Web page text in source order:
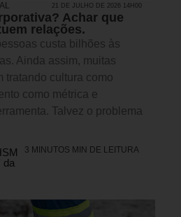
21 DE JULHO DE 2026 14H00
Achar que
relações.
custa bilhões às
Ainda assim, muitas
tratando cultura como
como métrica e
Talvez o problema
da
3 MINUTOS MIN DE LEITURA